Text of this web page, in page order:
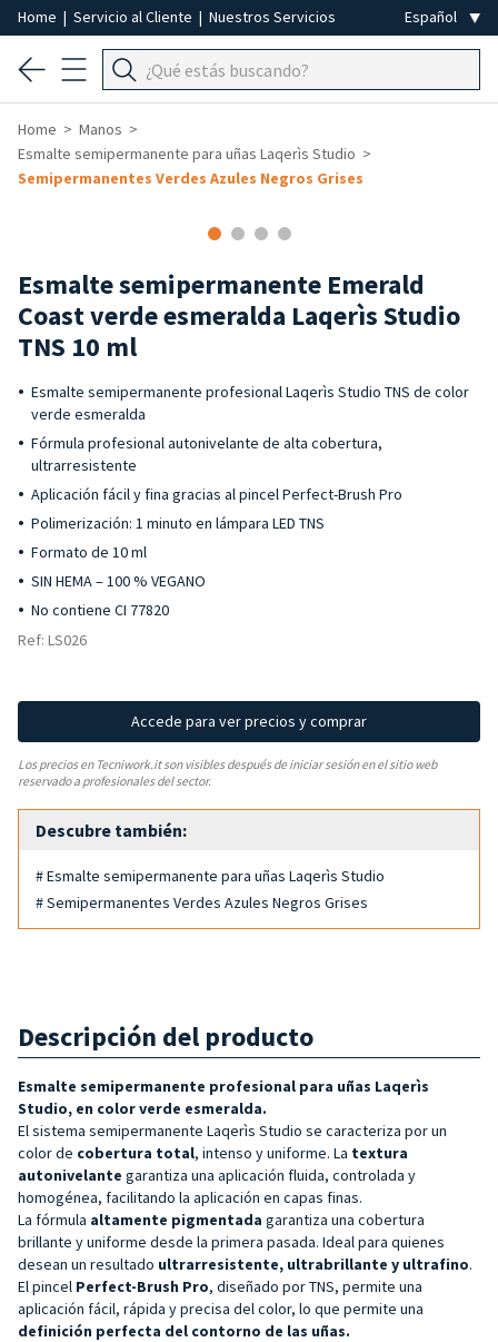
Home | Servicio al Cliente | Nuestros Servicios
Home
Manos
Esmalte semipermanente para uñas Laqerìs Studio
Semipermanentes Verdes Azules Negros Grises
Esmalte semipermanente Emerald
Coast verde esmeralda Laqerìs Studio
TNS 10 ml
Esmalte semipermanente profesional Laqerìs Studio TNS de color
verde esmeralda
Fórmula profesional autonivelante de alta cobertura,
ultrarresistente
Aplicación fácil y fina gracias al pincel Perfect-Brush Pro
Polimerización: 1 minuto en lámpara LED TNS
Formato de 10 ml
SIN HEMA – 100 % VEGANO
No contiene CI 77820
Ref: LS026
Accede para ver precios y comprar
Los precios en Tecniwork.it son visibles después de iniciar sesión en el sitio web
reservado a profesionales del sector.
Descubre también:
# Esmalte semipermanente para uñas Laqerìs Studio
# Semipermanentes Verdes Azules Negros Grises
Descripción del producto
Esmalte semipermanente profesional para uñas Laqerìs
Studio, en colorverde esmeralda.
El sistema semipermanente Laqerìs Studio se caracteriza por un
color de cobertura total, intenso y uniforme. La textura
autonivelante garantiza una aplicación fluida, controlada y
homogénea, facilitando la aplicación en capas finas.
La fórmula altamente pigmentada garantiza una cobertura
brillante y uniforme desde la primera pasada. Ideal para quienes
desean un resultado ultrarresistente, ultrabrillante y ultrafino.
El pincel Perfect-Brush Pro, diseñado por TNS, permite una
aplicación fácil, rápida y precisa del color, lo que permite una
definición perfecta del contorno de las uñas.